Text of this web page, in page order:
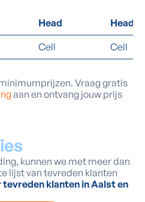
Head
Head
Cell Cell
Vraag gratis
aan en ontvang jouw prijs
kunnen we met meer dan
lijst van tevreden klanten
klanten in Aalst en